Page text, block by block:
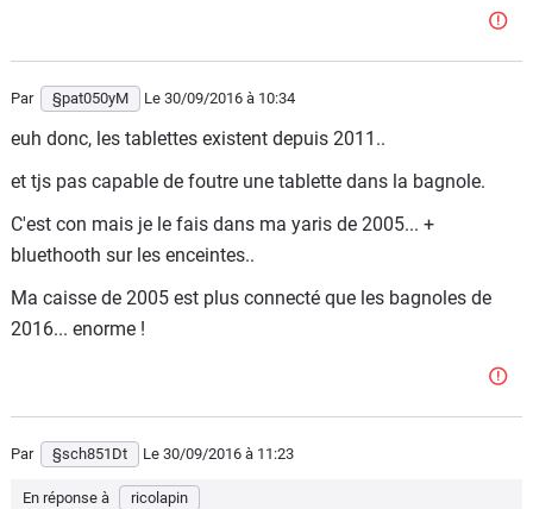
Par §pat050yM Le 30/09/2016 à 10:34
euh donc, les tablettes existent depuis 2011..
et tjs pas capable de foutre une tablette dans la bagnole.
C'est con mais je le fais dans ma yaris de 2005... +
bluethooth sur les enceintes..
Ma caisse de 2005 est plus connecté que les bagnoles de
2016... enorme !
Par §sch851Dt Le 30/09/2016 à 11:23
En réponse à ricolapin